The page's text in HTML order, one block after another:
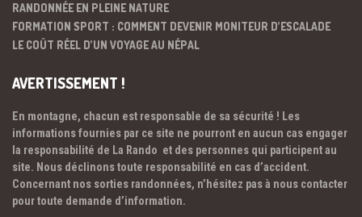
RANDONNÉE EN PLEINE NATURE
FORMATION SPORT : COMMENT DEVENIR MONITEUR D’ESCALADE
LE COÛT RÉEL D’UN VOYAGE AU NÉPAL
AVERTISSEMENT !
En montagne, chacun est responsable de sa sécurité ! Les
informations fournies par ce site ne pourront en aucun cas engager
la responsabilité de La Rando et des personnes qui participent au
site. Nous déclinons toute responsabilité en cas d’accident.
Concernant nos sorties randonnées, n’hésitez pas à nous contacter
pour toute demande d’information.